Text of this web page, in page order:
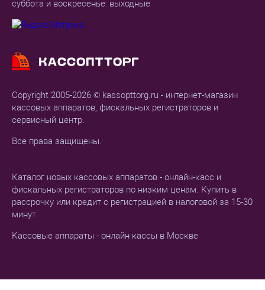
Copyright 2005-2026 © kassopttorg.ru - интернет-магазин
кассовых аппаратов, фискальных регистраторов и
сервисный центр.
Все права защищены.
Каталог новых кассовых аппаратов - онлайн-касс и
фискальных регистраторов по низким ценам. Купить в
рассрочку или кредит с регистрацией в налоговой за 15-30
минут.
Кассовые аппараты - онлайн кассы в Москве
суббота и воскресенье: выходные